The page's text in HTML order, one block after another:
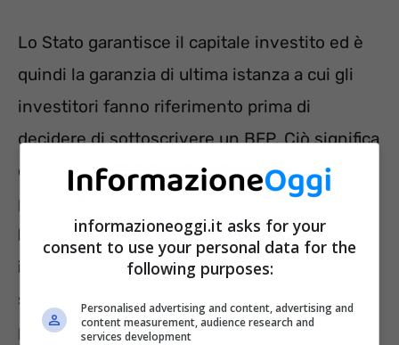
Lo Stato garantisce il capitale investito ed è
quindi la garanzia di ultima istanza a cui gli
investitori fanno riferimento prima di
decidere di sottoscrivere un BFP. Ciò significa
che quando lo spread è vicino ai massimi di
periodo, con la maggiore incertezza,
l’emittente è costretto a offrire un
interesse maggiore per attrarre capitali
suoi prodotti d’investimento che si sono fatti
più rischiosi.
informazioneoggi.it asks for your
consent to use your personal data for the
following purposes:
Personalised advertising and content, advertising and
content measurement, audience research and
services development